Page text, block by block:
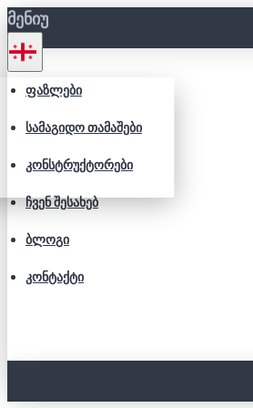
ᲛᲔᲜᲘᲣ
ᲤᲐᲖᲚᲔᲑᲘ
ᲡᲐᲛᲐᲒᲘᲓᲝ ᲗᲐᲛᲐᲨᲔᲑᲘ
ᲙᲝᲜᲡᲢᲠᲣᲥᲢᲝᲠᲔᲑᲘ
ᲩᲕᲔᲜ ᲨᲔᲡᲐᲮᲔᲑ
ᲑᲚᲝᲒᲘ
ᲙᲝᲜᲢᲐᲥᲢᲘ